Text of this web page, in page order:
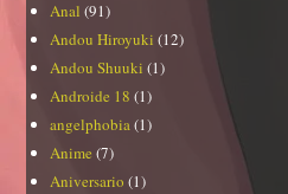
Anal (91)
Andou Hiroyuki (12)
Andou Shuuki (1)
Androide 18 (1)
angelphobia(1)
Anime (7)
Aniversario (1)